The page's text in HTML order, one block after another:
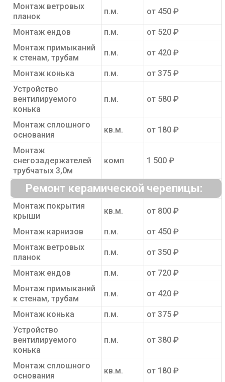
Монтаж ветровых
планок
п.м. от 450 ₽
Монтаж ендов п.м.
от 520 ₽
Монтаж примыканий
к стенам, трубам
п.м. от 420 ₽
Монтаж конька п.м.
от 375 ₽
Устройство
вентилируемого
конька
п.м. от 580 ₽
Монтаж сплошного
основания
кв.м. от 180 ₽
Монтаж
снегозадержателей
трубчатых 3,0м
комп 1 500 ₽
Ремонт керамической черепицы:
Монтаж покрытия
крыши
кв.м. от 800 ₽
Монтаж карнизов п.м.
от 450 ₽
Монтаж ветровых
планок
п.м. от 350 ₽
Монтаж ендов п.м.
от 720 ₽
Монтаж примыканий
к стенам, трубам
п.м. от 420 ₽
Монтаж конька п.м.
от 375 ₽
Устройство
вентилируемого
конька
п.м. от 380 ₽
Монтаж сплошного
основания
кв.м. от 180 ₽